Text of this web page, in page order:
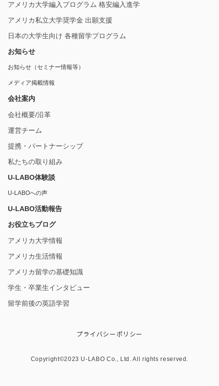
アメリカ大学編入プログラム 格安編入進学
アメリカ私立大学奨学金 出願支援
日本の大学生向け 各種留学プログラム
お知らせ
お知らせ（セミナー情報等）
メディア掲載情報
会社案内
会社概要/沿革
運営チーム
提携・パートナーシップ
私たちの取り組み
U-LABO体験談
U-LABOへの声
U-LABO活動報告
お役立ちブログ
アメリカ大学情報
アメリカ生活情報
アメリカ留学の基礎知識
学生・卒業生インタビュー
留学前後の英語学習
プライバシーポリシー
Copyright©︎2023 U-LABO Co., Ltd. All rights reserved.